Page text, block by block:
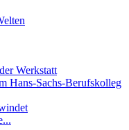
Werkstatt
Hans-Sachs-Berufskolleg